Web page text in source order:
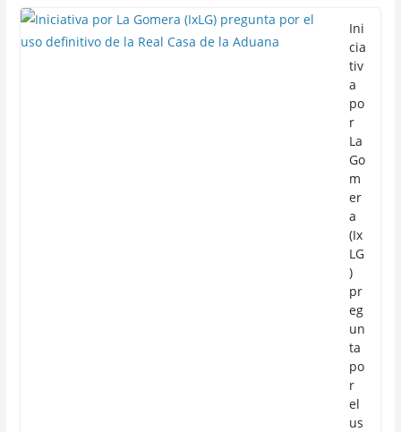
Ini
cia
tiv
a
po
r
La
Go
m
er
a
(Ix
LG
)
pr
eg
un
ta
po
r
el
us